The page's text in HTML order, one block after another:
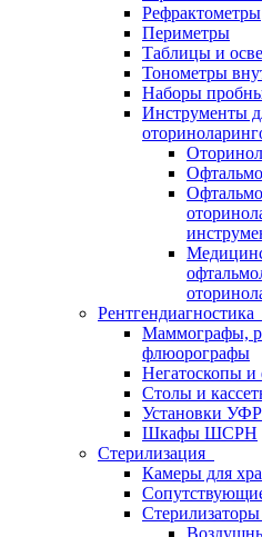
Рефрактометры
Периметры
Таблицы и
Тонометры
Наборы
Инструменты
Рентгендиагностика
Маммографы,
флюорографы
Негатоскопы и
Столы и
Установки
Шкафы ШСРН
Стерилизация
Камеры для
Стерилизаторы